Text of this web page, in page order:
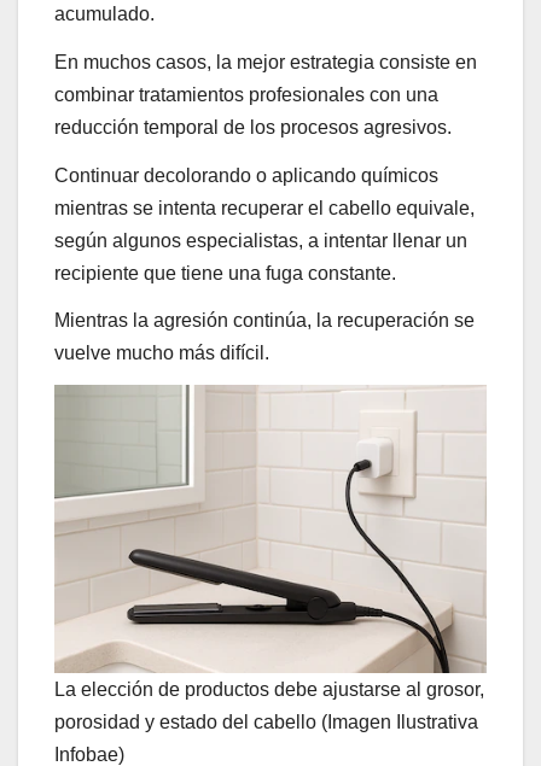
acumulado.
En muchos casos, la mejor estrategia consiste en
combinar tratamientos profesionales con una
reducción temporal de los procesos agresivos.
Continuar decolorando o aplicando químicos
mientras se intenta recuperar el cabello equivale,
según algunos especialistas, a intentar llenar un
recipiente que tiene una fuga constante.
Mientras la agresión continúa, la recuperación se
vuelve mucho más difícil.
La elección de productos debe ajustarse al grosor,
porosidad y estado del cabello (Imagen Ilustrativa
Infobae)